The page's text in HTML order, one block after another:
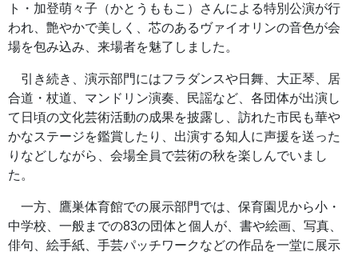
ト・加登萌々子（かとうももこ）さんによる特別公演が行
われ、艶やかで美しく、芯のあるヴァイオリンの音色が会
場を包み込み、来場者を魅了しました。
引き続き、演示部門にはフラダンスや日舞、大正琴、居
合道・杖道、マンドリン演奏、民謡など、各団体が出演し
て日頃の文化芸術活動の成果を披露し、訪れた市民も華や
かなステージを鑑賞したり、出演する知人に声援を送った
りなどしながら、会場全員で芸術の秋を楽しんでいまし
た。
一方、鷹巣体育館での展示部門では、保育園児から小・
中学校、一般までの83の団体と個人が、書や絵画、写真、
俳句、絵手紙、手芸パッチワークなどの作品を一堂に展示